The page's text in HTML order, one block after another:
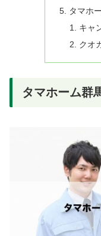
タマホ
キャ
クオ
タマホーム群